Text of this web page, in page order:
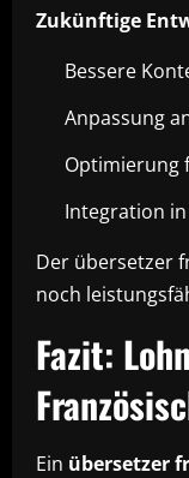
Zukünftige
Bessere
Anpassung
Optimierung
Integration
Der übersetzer
noch
Fazit:
Ein übersetzer